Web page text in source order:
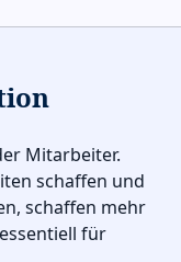
Mitarbeiter.
schaffen und
schaffen mehr
für